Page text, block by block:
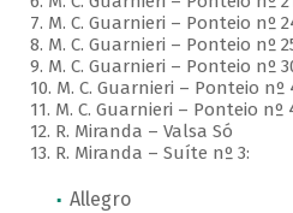
7. M. C. Guarnieri – Ponteio nº
8. M. C. Guarnieri – Ponteio nº
9. M. C. Guarnieri – Ponteio nº
10. M. C. Guarnieri – Ponteio nº
11. M. C. Guarnieri – Ponteio nº
12. R. Miranda – Valsa Só
13. R. Miranda – Suíte nº 3:
Allegro